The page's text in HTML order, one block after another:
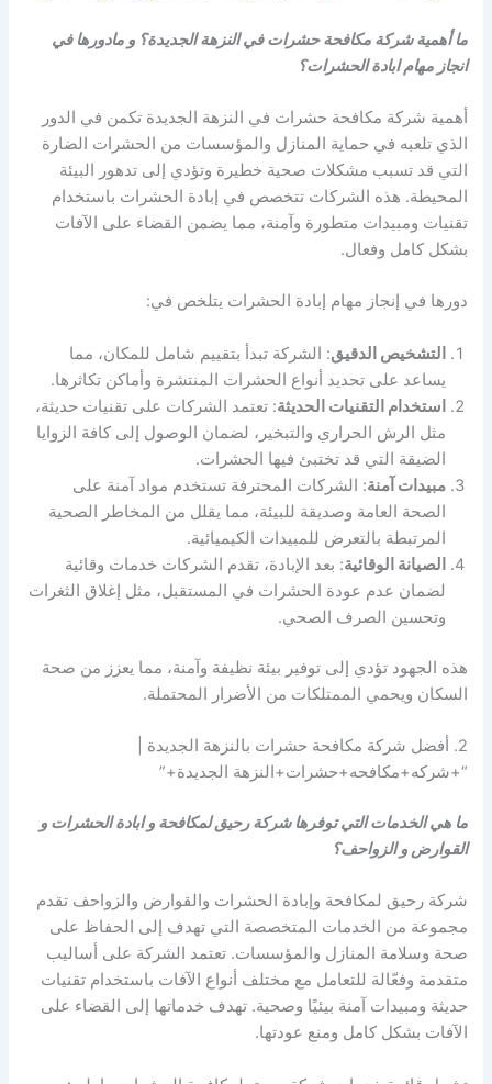
ما أهمية شركة مكافحة حشرات في النزهة الجديدة؟ و مادورها في
انجاز مهام ابادة الحشرات؟
أهمية شركة مكافحة حشرات في النزهة الجديدة تكمن في الدور
الذي تلعبه في حماية المنازل والمؤسسات من الحشرات الضارة
التي قد تسبب مشكلات صحية خطيرة وتؤدي إلى تدهور البيئة
المحيطة. هذه الشركات تتخصص في إبادة الحشرات باستخدام
تقنيات ومبيدات متطورة وآمنة، مما يضمن القضاء على الآفات
بشكل كامل وفعال.
دورها في إنجاز مهام إبادة الحشرات يتلخص في:
التشخيص الدقيق: الشركة تبدأ بتقييم شامل للمكان، مما
يساعد على تحديد أنواع الحشرات المنتشرة وأماكن تكاثرها.
استخدام التقنيات الحديثة: تعتمد الشركات على تقنيات حديثة،
مثل الرش الحراري والتبخير، لضمان الوصول إلى كافة الزوايا
الضيقة التي قد تختبئ فيها الحشرات.
مبيدات آمنة: الشركات المحترفة تستخدم مواد آمنة على
الصحة العامة وصديقة للبيئة، مما يقلل من المخاطر الصحية
المرتبطة بالتعرض للمبيدات الكيميائية.
الصيانة الوقائية: بعد الإبادة، تقدم الشركات خدمات وقائية
لضمان عدم عودة الحشرات في المستقبل، مثل إغلاق الثغرات
وتحسين الصرف الصحي.
هذه الجهود تؤدي إلى توفير بيئة نظيفة وآمنة، مما يعزز من صحة
السكان ويحمي الممتلكات من الأضرار المحتملة.
2. أفضل شركة مكافحة حشرات بالنزهة الجديدة |
“+شركه+مكافحه+حشرات+النزهة الجديدة+”
ما هي الخدمات التي توفرها شركة رحيق لمكافحة و ابادة الحشرات و
القوارض و الزواحف؟
شركة رحيق لمكافحة وإبادة الحشرات والقوارض والزواحف تقدم
مجموعة من الخدمات المتخصصة التي تهدف إلى الحفاظ على
صحة وسلامة المنازل والمؤسسات. تعتمد الشركة على أساليب
متقدمة وفعّالة للتعامل مع مختلف أنواع الآفات باستخدام تقنيات
حديثة ومبيدات آمنة بيئيًا وصحية. تهدف خدماتها إلى القضاء على
الآفات بشكل كامل ومنع عودتها.